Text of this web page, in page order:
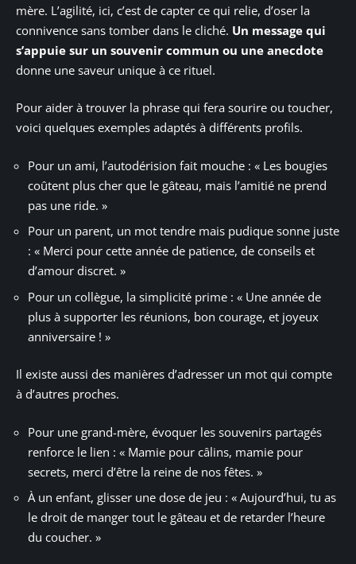
mère. L’agilité, ici, c’est de capter ce qui relie, d’oser la
connivence sans tomber dans le cliché. Un message qui
s’appuie sur un souvenir commun ou une anecdote
donne une saveur unique à ce rituel.
Pour aider à trouver la phrase qui fera sourire ou toucher,
voici quelques exemples adaptés à différents profils.
Pour un ami, l’autodérision fait mouche : « Les bougies
coûtent plus cher que le gâteau, mais l’amitié ne prend
pas une ride. »
Pour un parent, un mot tendre mais pudique sonne juste
: « Merci pour cette année de patience, de conseils et
d’amour discret. »
Pour un collègue, la simplicité prime : « Une année de
plus à supporter les réunions, bon courage, et joyeux
anniversaire ! »
Il existe aussi des manières d’adresser un mot qui compte
à d’autres proches.
Pour une grand-mère, évoquer les souvenirs partagés
renforce le lien : « Mamie pour câlins, mamie pour
secrets, merci d’être la reine de nos fêtes. »
À un enfant, glisser une dose de jeu : « Aujourd’hui, tu as
le droit de manger tout le gâteau et de retarder l’heure
du coucher. »